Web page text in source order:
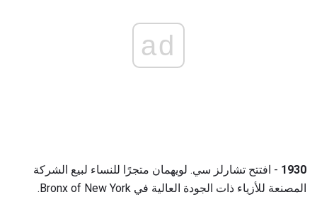
ad
1930 - افتتح تشارلز سي. لويهمان متجرًا للنساء لبيع الشركة
المصنعة للأزياء ذات الجودة العالية في Bronx of New York.